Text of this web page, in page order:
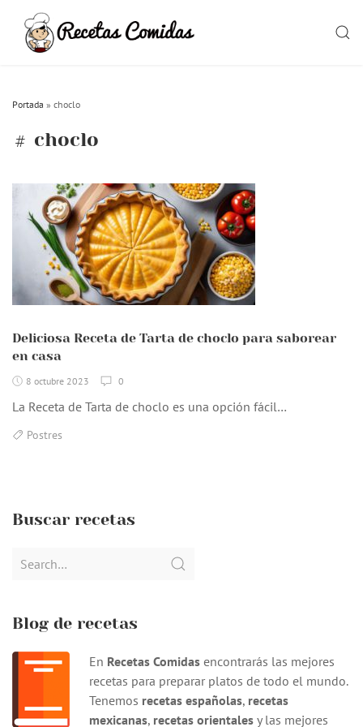
content
Portada » choclo
choclo
Deliciosa Receta de Tarta de choclo para saborear
en casa
8 octubre 2023 0
La Receta de Tarta de choclo es una opción fácil…
Postres
Buscar recetas
Search
Blog de recetas
En Recetas Comidas encontrarás las mejores
recetas para preparar platos de todo el mundo.
Tenemos recetas españolas, recetas
mexicanas, recetas orientales y las mejores